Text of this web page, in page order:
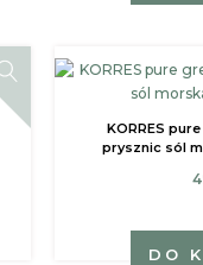
KORRES
prysznic sól
DO